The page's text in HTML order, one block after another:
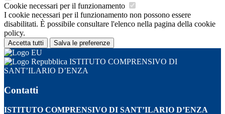
Cookie necessari per il funzionamento
I cookie necessari per il funzionamento non possono essere
disabilitati. È possibile consultare l'elenco nella pagina della cookie
policy.
Accetta tutti Salva le preferenze
ISTITUTO COMPRENSIVO DI
SANT’ILARIO D’ENZA
Contatti
ISTITUTO COMPRENSIVO DI SANT’ILARIO D’ENZA